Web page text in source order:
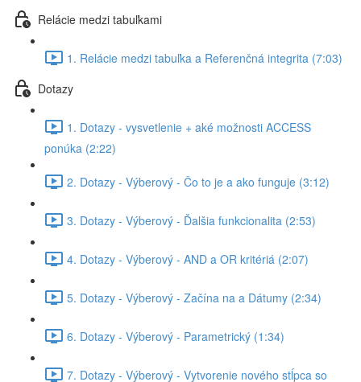
Relácie medzi tabuľkami
1. Relácie medzi tabuľka a Referenčná integrita (7:03)
Dotazy
1. Dotazy - vysvetlenie + aké možnosti ACCESS
ponúka (2:22)
2. Dotazy - Výberový - Čo to je a ako funguje (3:12)
3. Dotazy - Výberový - Ďalšia funkcionalita (2:53)
4. Dotazy - Výberový - AND a OR kritériá (2:07)
5. Dotazy - Výberový - Začína na a Dátumy (2:34)
6. Dotazy - Výberový - Parametrický (1:34)
7. Dotazy - Výberový - Vytvorenie nového stĺpca so